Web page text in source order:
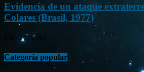
Evidencia de un ataque
Colares (Brasil, 1977)
Ene 21, 2012
Categoría popular